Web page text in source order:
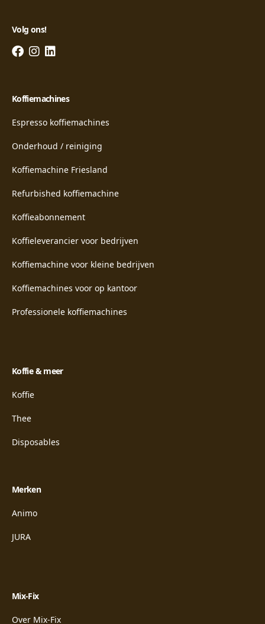
Volg ons!
Koffiemachines
Espresso koffiemachines
Onderhoud / reiniging
Koffiemachine Friesland
Refurbished koffiemachine
Koffieabonnement
Koffieleverancier voor bedrijven
Koffiemachine voor kleine bedrijven
Koffiemachines voor op kantoor
Professionele koffiemachines
Koffie & meer
Koffie
Thee
Disposables
Merken
Animo
JURA
Mix-Fix
Over Mix-Fix